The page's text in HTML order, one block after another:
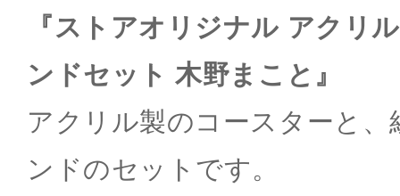
『ストアオリジナル アクリ
ンドセット 木野まこと』
アクリル製のコースターと
ンドのセットです。